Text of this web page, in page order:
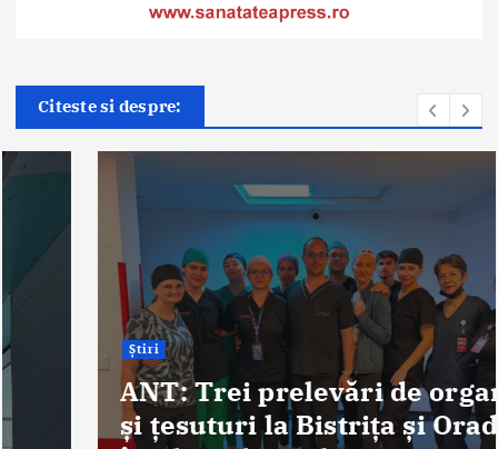
Citeste si despre:
ANT: Trei prelevări de organe
și țesuturi la Bistrița și Oradea